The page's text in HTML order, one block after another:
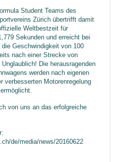
Student Teams des
Zürich übertrifft damit
Weltbestzeit für
Sekunden und erreicht bei
Geschwindigkeit von 100
nach einer Strecke von
Die herausragenden
werden nach eigenen
verbesserten Motorenregelung
von uns an das erfolgreiche
de/media/news/20160622